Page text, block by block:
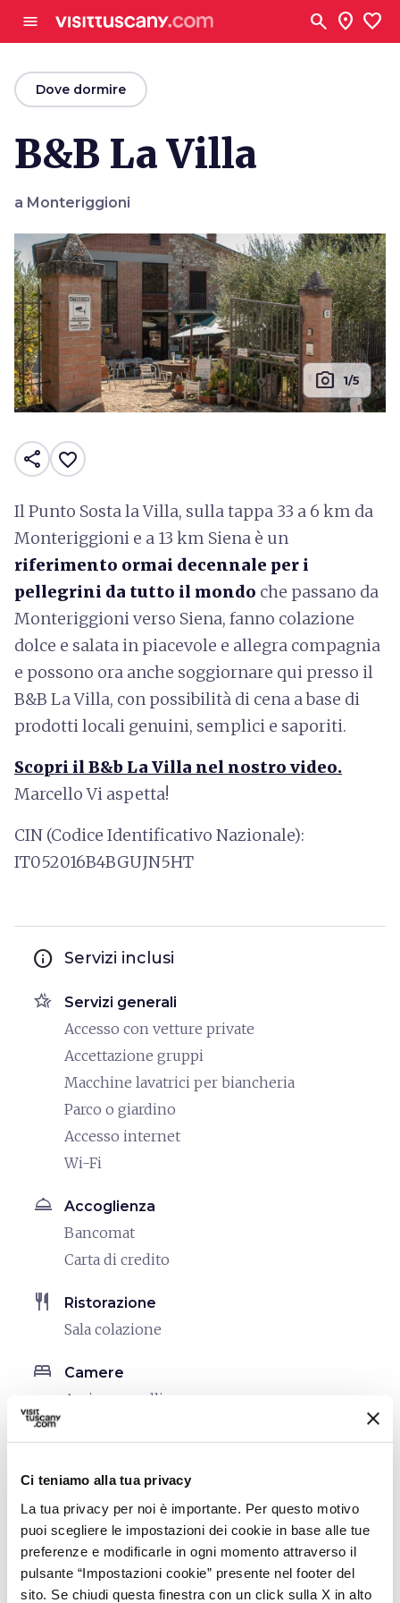
Ci teniamo alla tua privacy
La tua privacy per noi è importante. Per questo motivo
puoi scegliere le impostazioni dei cookie in base alle tue
preferenze e modificarle in ogni momento attraverso il
pulsante “Impostazioni cookie” presente nel footer del
sito. Se chiudi questa finestra con un click sulla X in alto
menu search location_on favorite
arrow_backDove dormire
B&B La Villa
a Monteriggioni
photo_camera 1/5
share favorite_border
Il Punto Sosta la Villa, sulla tappa 33 a 6 km da
Monteriggioni e a 13 km Siena è un
riferimento ormai decennale per i
pellegrini da tutto il mondo che passano da
Monteriggioni verso Siena, fanno colazione
dolce e salata in piacevole e allegra compagnia
e possono ora anche soggiornare qui presso il
B&B La Villa, con possibilità di cena a base di
prodotti locali genuini, semplici e saporiti.
Scopri il B&b La Villa nel nostro video.
Marcello Vi aspetta!
CIN (Codice Identificativo Nazionale):
IT052016B4BGUJN5HT
info Servizi inclusi
hotel_class Servizi generali
Accesso con vetture private
Accettazione gruppi
Macchine lavatrici per biancheria
Parco o giardino
Accesso internet
Wi-Fi
room_service Accoglienza
Bancomat
Carta di credito
restaurant Ristorazione
Sala colazione
bed Camere
Asciugacapelli
translate Lingue parlate
hiking Cammini
Mappa dei percorsi